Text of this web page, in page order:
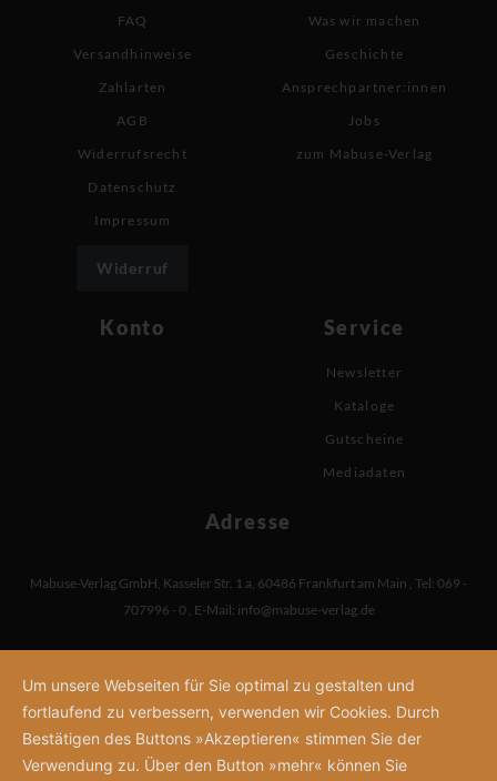
FAQ
Versandhinweise
Zahlarten
AGB
Widerrufsrecht
Datenschutz
Impressum
Widerruf
Was wir machen
Geschichte
Ansprechpartner:innen
Jobs
zum Mabuse-Verlag
Konto Service
Newsletter
Kataloge
Gutscheine
Mediadaten
Adresse
Mabuse-Verlag GmbH Kasseler Str. 1 a 60486 Frankfurt am Main Tel: 069 -
707996 - 0 E-Mail: info@mabuse-verlag.de
Um unsere Webseiten für Sie optimal zu gestalten und
fortlaufend zu verbessern, verwenden wir Cookies. Durch
Bestätigen des Buttons »Akzeptieren« stimmen Sie der
Verwendung zu. Über den Button »mehr« können Sie